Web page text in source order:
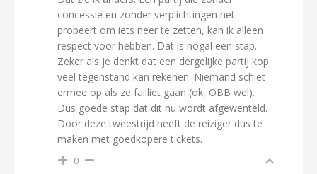
concessie en zonder verplichtingen het
probeert om iets neer te zetten, kan ik alleen
respect voor hebben. Dat is nogal een stap.
Zeker als je denkt dat een dergelijke partij kop
veel tegenstand kan rekenen. Niemand schiet
ermee op als ze failliet gaan (ok, OBB wel).
Dus goede stap dat dit nu wordt afgewenteld.
Door deze tweestrijd heeft de reiziger dus te
maken met goedkopere tickets.
0